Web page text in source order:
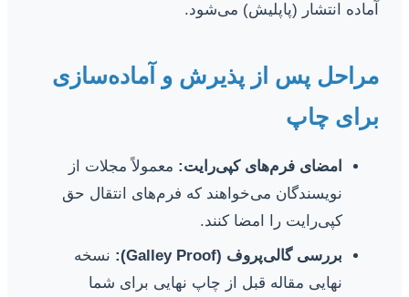
آماده انتشار (پاپلیش) می‌شود.
مراحل پس از پذیرش و آماده‌سازی
برای چاپ
امضای فرم‌های کپی‌رایت: معمولاً مجلات از
نویسندگان می‌خواهند که فرم‌های انتقال حق
کپی‌رایت را امضا کنند.
بررسی گالی‌پروف (Galley Proof):
نسخه
نهایی مقاله قبل از چاپ نهایی برای شما